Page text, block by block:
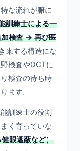
な流れが腑に
訓練士による一
検査 → 再び医
来する構造にな
検査やOCTに
検査の待ち時
ます。
訓練士の役割
く育っていな
眼遮蔽など）